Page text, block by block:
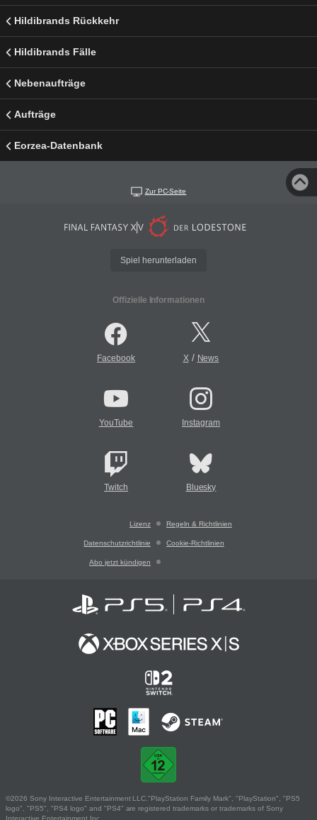
Hildibrands Rückkehr
Hildibrands Fälle
Nebenaufträge
Aufträge
Eorzea-Datenbank
Zur PC-Seite
Spiel herunterladen
Offizielle Informationen
Facebook X/ News
YouTube Instagram
Twitch Bluesky
Lizenz Regeln & Richtlinien
Datenschutzrichtlinie Cookie-Richtlinien
Abo jetzt kündigen
©2026 Sony Interactive Entertainment LLC."PlayStation Family Mark", "PlayStation", "PS5
logo", "PS5", "PS4 logo" and "PS4" are registered trademarks or trademarks of Sony
Interactive Entertainment Inc.